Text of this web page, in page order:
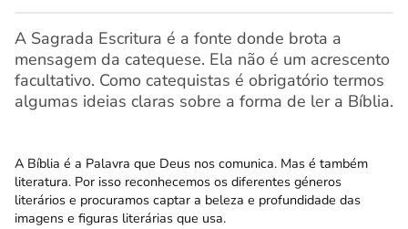
A Sagrada Escritura é a fonte donde brota a
mensagem da catequese. Ela não é um acrescento
facultativo. Como catequistas é obrigatório termos
algumas ideias claras sobre a forma de ler a Bíblia.
A Bíblia é a Palavra que Deus nos comunica. Mas é também
literatura. Por isso reconhecemos os diferentes géneros
literários e procuramos captar a beleza e profundidade das
imagens e figuras literárias que usa.